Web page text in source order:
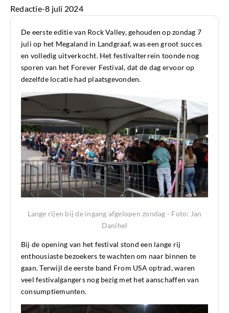
Redactie-8 juli 2024
De eerste editie van Rock Valley, gehouden op zondag 7
juli op het Megaland in Landgraaf, was een groot succes
en volledig uitverkocht. Het festivalterrein toonde nog
sporen van het Forever Festival, dat de dag ervoor op
dezelfde locatie had plaatsgevonden.
Lange rijen bij de ingang afgelopen zondag - Foto: Jan
Danihel
Bij de opening van het festival stond een lange rij
enthousiaste bezoekers te wachten om naar binnen te
gaan. Terwijl de eerste band From USA optrad, waren
veel festivalgangers nog bezig met het aanschaffen van
consumptiemunten.